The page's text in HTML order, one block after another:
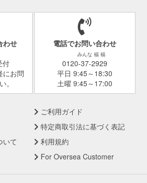
わせ
付
にお問
。
電話でお問い合わせ
みんな 福 福
0120-37-2929
平日 9:45～18:30
土曜 9:45～17:00
ご利用ガイド
特定商取引法に基づく表記
いて
利用規約
For Oversea Customer